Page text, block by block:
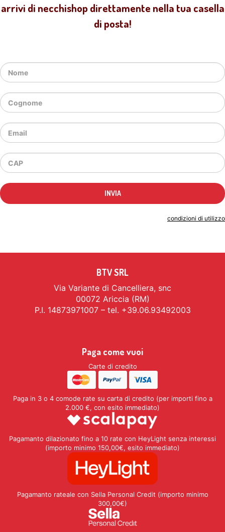
arrivi di necchishop direttamente nella tua casella
di posta!
condizioni di utilizzo
BTV SRL
Via Variante di Cancelliera, snc
00072 Ariccia (RM)
P.I. 14873971007 – tel. +39.06.93492003
Paga come vuoi
Carte di credito
Paga in 3 o 4 comode rate su carta di credito (per importi fino a
2.000 €, con esito immediato)
Pagamanto dilazionato fino a 10 rate con HeyLight senza interessi
(importo minimo 150,00€, esito immediato)
Pagamanto rateale con Sella Personal Credit (importo minimo
300,00€)